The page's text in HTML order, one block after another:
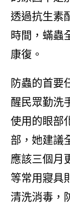
透過抗生素
時間，蟎蟲
康復。
防蟲的首要
醒民眾勤洗
使用的眼部
部，她建議
應該三個月
等常用寢具
清洗消毒，